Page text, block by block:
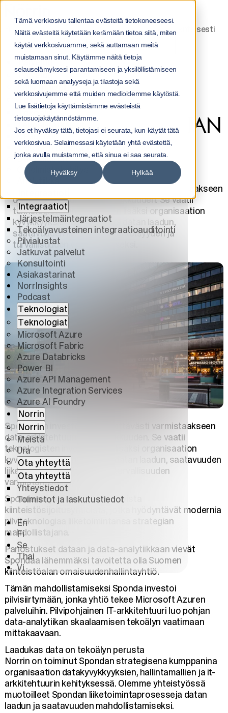
Tämä verkkosivu tallentaa evästeitä tietokoneeseesi.
Näitä evästeitä käytetään kerämään tietoa siitä, miten
käytät verkkosivuamme, sekä auttamaan meitä
muistamaan sinut. Käytämme näitä tietoja
selauselämyksesi parantamiseen ja yksilöllistämiseen
sekä luomaan analyyseja ja tilastoja sekä
verkkosivujemme että muiden medioidemme käytöstä.
Lue lisätietoja käyttämistämme evästeistä
tietosuojakäytännöstämme.
Jos et hyväksy tätä, tietojasi ei seurata, kun käytät tätä
verkkosivua. Selaimessasi käytetään yhtä evästettä,
jonka avulla muistamme, että sinua ei saa seurata.
Hyväksy Hylkää
Menu
Palvelut
Palvelut
Kaikki palvelut
Tekoäly
Tekoäly
Tekoälyratkaisut
AI-agentit
Tekoälyn hallinta yrityksessä
Data-alustat
Ohjelmistokehitys
Analytiikka
Integraatiot
Järjestelmäintegraatiot
Tekoälyavusteinen integraatioauditointi
Pilvialustat
Jatkuvat palvelut
Konsultointi
Asiakastarinat
NorrInsights
Podcast
Teknologiat
Teknologiat
Microsoft Azure
Microsoft Fabric
Azure Databricks
Power BI
Azure API Management
Azure Integration Services
Azure AI Foundry
Norrin
Norrin
Meistä
Ura
Ota yhteyttä
Ota yhteyttä
Yhteystiedot
Toimistot ja laskutustiedot
En
Fi
Se
Thai
Vi
Asiakastarinat
Yritysälykäs organisaatio: Sponda investoi pitkäjänteisesti
datan laatuun ja saatavuuteen
YRITYSÄLYKÄS
ORGANISAATIO:
SPONDA INVESTOI
PITKÄJÄNTEISESTI DATAN
LAATUUN JA
SAATAVUUTEEN
Sponda on investoinut merkittävästi varmistaakseen
data-arkkitehtuurinsa laadukkuuden. Se vaatii
teknologisten investointien lisäksi organisaation
kyvykkyyksien kehittämistä datan laadun,
saatavuuden liiketoimintalähtöisyyden ja
turvallisuuden varmistamiseksi.
Spondaon investoinut merkittävästi varmistaakseen
data-arkkitehtuurinsa laadukkuuden. Se vaatii
teknologisten investointien lisäksi organisaation
kyvykkyyksien kehittämistä datan laadun, saatavuuden
liiketoimintalähtöisyyden ja turvallisuuden
varmistamiseksi.
Sponda on yksi Suomen johtavista
kiinteistösijoitusyhtiöistä, jotka hyödyntävät modernia
pilviteknologiaa liiketoimintansa strategian
mahdollistajana.
Panostukset dataan ja data-analytiikkaan vievät
Spondaa lähemmäksi tavoitetta olla Suomen
kiinteistöalan omaisuudenhallintayhtiö.
Tämän mahdollistamiseksi Sponda investoi
pilvisiirtymään, jonka yhtiö tekee Microsoft Azuren
palveluihin. Pilvipohjainen IT-arkkitehtuuri luo pohjan
data-analytiikan skaalaamisen tekoälyn vaatimaan
mittakaavaan.
Laadukas data on tekoälyn perusta
Norrin on toiminut Spondan strategisena kumppanina
organisaation datakyvykkyyksien, hallintamallien ja it-
arkkitehtuurin kehityksessä. Olemme yhteistyössä
muotoilleet Spondan liiketoimintaprosesseja datan
laadun ja saatavuuden mahdollistamiseksi.